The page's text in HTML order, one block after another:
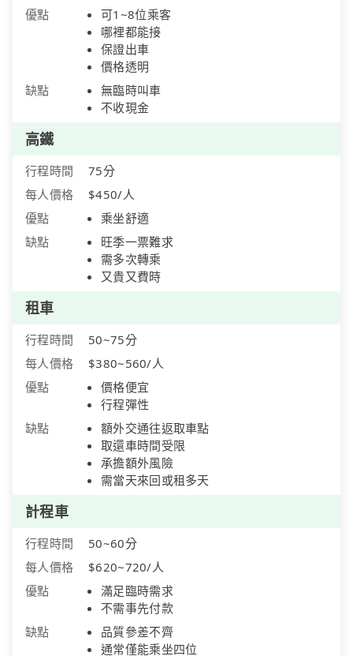
優點
可1~8位乘客
哪裡都能接
保證出車
價格透明
缺點
無臨時叫車
不收現金
高鐵
行程時間
75分
每人價格
$450/人
優點
乘坐舒適
缺點
旺季一票難求
需多次轉乘
又貴又費時
租車
行程時間
50~75分
每人價格
$380~560/人
優點
價格便宜
行程彈性
缺點
額外交通往返取車點
取還車時間受限
承擔額外風險
需當天來回或租多天
計程車
行程時間
50~60分
每人價格
$620~720/人
優點
滿足臨時需求
不需事先付款
缺點
品質參差不齊
通常僅能乘坐四位